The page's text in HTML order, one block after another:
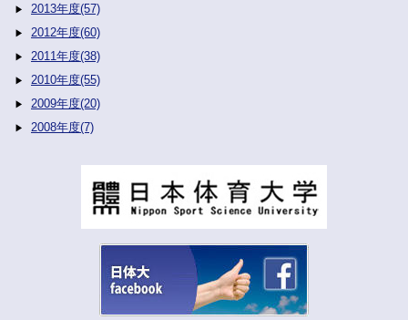
2013年度(57)
2012年度(60)
2011年度(38)
2010年度(55)
2009年度(20)
2008年度(7)